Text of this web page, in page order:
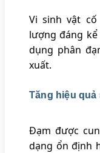
Vi sinh vật
lượng đáng
dụng phân
xuất.
Tăng hiệu
Đạm được
dạng ổn định